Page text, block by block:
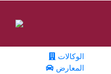
الوكالات
المعارض